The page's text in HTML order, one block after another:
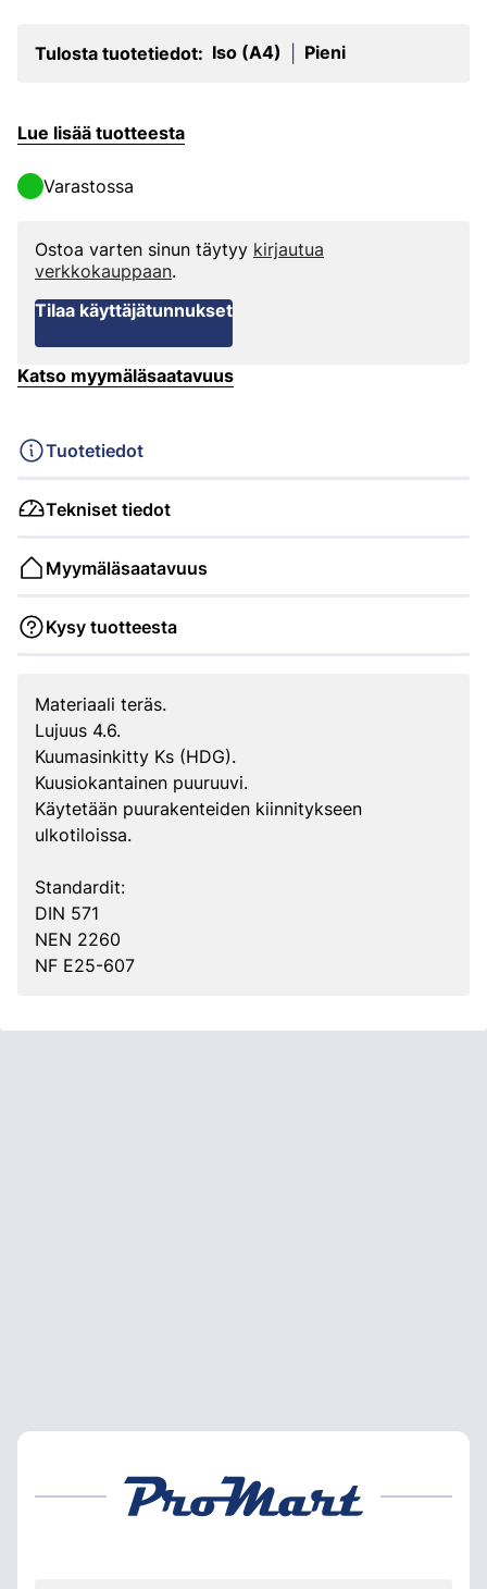
Tulosta tuotetiedot: Iso (A4) Pieni
Lue lisää tuotteesta
Varastossa
Ostoa varten sinun täytyy kirjautua
verkkokauppaan.
Tilaa käyttäjätunnukset
Katso myymäläsaatavuus
Tuotetiedot
Tekniset tiedot
Myymäläsaatavuus
Kysy tuotteesta
Materiaali teräs.
Lujuus 4.6.
Kuumasinkitty Ks (HDG).
Kuusiokantainen puuruuvi.
Käytetään puurakenteiden kiinnitykseen
ulkotiloissa.
Standardit:
DIN 571
NEN 2260
NF E25-607